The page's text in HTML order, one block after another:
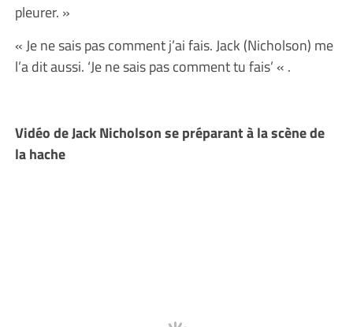
pleurer. »
« Je ne sais pas comment j’ai fais. Jack (Nicholson) me
l’a dit aussi. ‘Je ne sais pas comment tu fais’ « .
Vidéo de Jack Nicholson se préparant à la scène de
la hache